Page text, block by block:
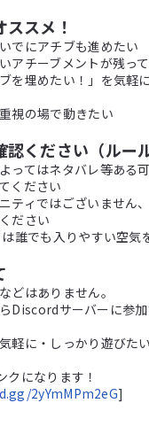
スメ！
でにアチブも進めたい
アチーブメントが残っ
を埋めたい！」を気軽
視の場で動きたい
ください（ルー
ってはネタバレ等ある
ください
ティではございません
ださい
は誰でも入りやすい空気
どはありません。
Discordサーバーに参加
気軽に・しっかり遊びた
になります！
2yYmMPm2eG]